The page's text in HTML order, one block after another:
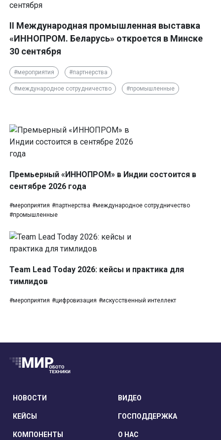
II Международная промышленная выставка
«ИННОПРОМ. Беларусь» откроется в Минске
30 сентября
#мероприятия #партнерства
#международное сотрудничество #промышленные
Премьерный «ИННОПРОМ» в Индии состоится в
сентябре 2026 года
#мероприятия #партнерства #международное сотрудничество
#промышленные
Team Lead Today 2026: кейсы и практика для
тимлидов
#мероприятия #цифровизация #искусственный интеллект
НОВОСТИ
КЕЙСЫ
КОМПОНЕНТЫ
ВИДЕО
ГОСПОДДЕРЖКА
О НАС